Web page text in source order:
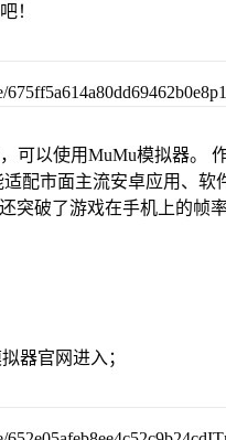
！
可以使用MuMu模拟器。
配市面主流安卓应用、软
突破了游戏在手机上的帧
器官网进入；